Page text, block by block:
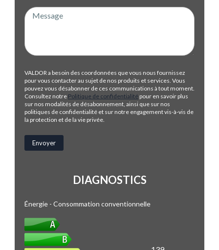
VALDOR a besoin des coordonnées que vous nous fournissez
pour vous contacter au sujet de nos produits et services. Vous
pouvez vous désabonner de ces communications à tout moment.
Consultez notre Politique de confidentialité pour en savoir plus
sur nos modalités de désabonnement, ainsi que sur nos
politiques de confidentialité et sur notre engagement vis-à-vis de
la protection et de la vie privée.
DIAGNOSTICS
Énergie - Consommation conventionnelle